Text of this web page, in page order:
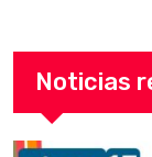
Noticias